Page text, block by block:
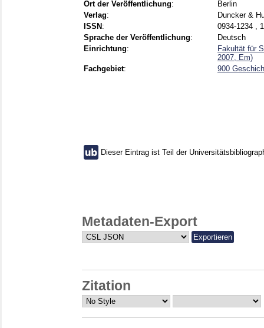
Ort der Veröffentlichung:
Berlin
Verlag:
Duncker &
ISSN :
0934-1234 ,
Sprache der Veröffentlichung:
Deutsch
Einrichtung:
Fakultät für
2007, Em)
Fachgebiet: 900
Dieser Eintrag ist Teil der
Metadaten-Export
Zitation